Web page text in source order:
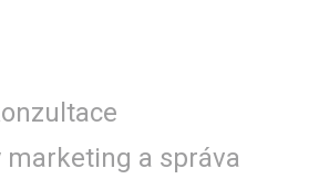
marketing a správa